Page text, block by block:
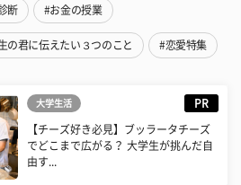
断 #お金の授業
の君に伝えたい３つのこと #恋愛特集
大学生活 PR
【チーズ好き必見】ブッラータチーズ
でどこまで広がる？ 大学生が挑んだ自
由す...